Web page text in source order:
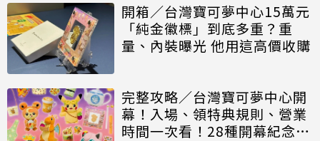
開箱／台灣寶可夢中心15萬元
「純金徽標」到底多重？重
量、內裝曝光 他用這高價收購
完整攻略／台灣寶可夢中心開
幕！入場、領特典規則、營業
時間一次看！28種開幕紀念商